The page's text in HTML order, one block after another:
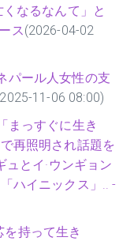
なるなんて」と
ス(2026-04-02
パール人女性の支
11-06 08:00)
まっすぐに生き
再照明され話題を
ュとイ·ウンギョン
ハイニックス」.. -
を持って生き